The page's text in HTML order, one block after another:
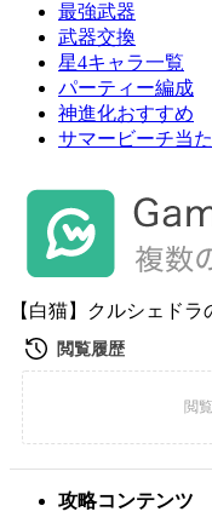
最強武器
武器交換
星4キャラ一覧
パーティー編成
神進化おすすめ
サマービーチ当
【白猫】クルシェド
攻略コンテンツ